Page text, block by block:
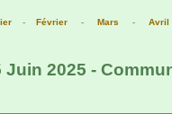
- Février - Mars - Avril
Juin 2025 -